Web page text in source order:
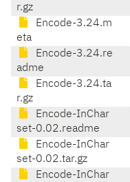
r.gz
Encode-3.24.m
eta
Encode-3.24.re
adme
Encode-3.24.ta
r.gz
Encode-InChar
set-0.02.readme
Encode-InChar
set-0.02.tar.gz
Encode-InChar